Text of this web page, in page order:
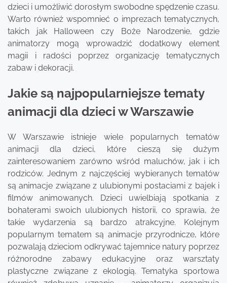
dzieci i umożliwić dorosłym swobodne spędzenie czasu.
Warto również wspomnieć o imprezach tematycznych,
takich jak Halloween czy Boże Narodzenie, gdzie
animatorzy mogą wprowadzić dodatkowy element
magii i radości poprzez organizację tematycznych
zabaw i dekoracji.
Jakie są najpopularniejsze tematy
animacji dla dzieci w Warszawie
W Warszawie istnieje wiele popularnych tematów
animacji dla dzieci, które cieszą się dużym
zainteresowaniem zarówno wśród maluchów, jak i ich
rodziców. Jednym z najczęściej wybieranych tematów
są animacje związane z ulubionymi postaciami z bajek i
filmów animowanych. Dzieci uwielbiają spotkania z
bohaterami swoich ulubionych historii, co sprawia, że
takie wydarzenia są bardzo atrakcyjne. Kolejnym
popularnym tematem są animacje przyrodnicze, które
pozwalają dzieciom odkrywać tajemnice natury poprzez
różnorodne zabawy edukacyjne oraz warsztaty
plastyczne związane z ekologią. Tematyka sportowa